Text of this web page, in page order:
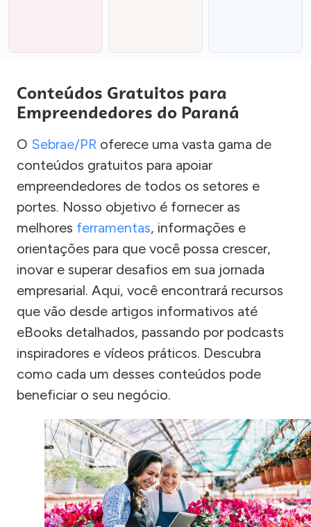
Conteúdos Gratuitos para
Empreendedores do Paraná
O Sebrae/PR oferece uma vasta gama de
conteúdos gratuitos para apoiar
empreendedores de todos os setores e
portes. Nosso objetivo é fornecer as
melhores ferramentas, informações e
orientações para que você possa crescer,
inovar e superar desafios em sua jornada
empresarial. Aqui, você encontrará recursos
que vão desde artigos informativos até
eBooks detalhados, passando por podcasts
inspiradores e vídeos práticos. Descubra
como cada um desses conteúdos pode
beneficiar o seu negócio.